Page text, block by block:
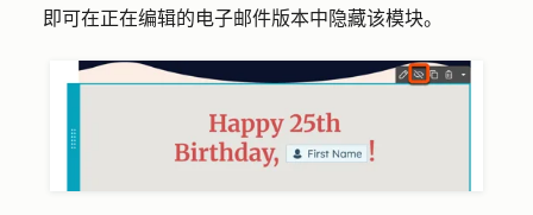
即可在正在编辑的电子邮件版本中隐藏该模块。